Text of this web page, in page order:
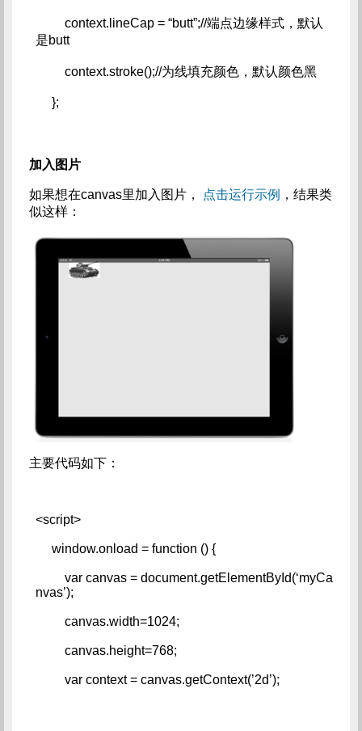
是butt
context.stroke();//为线填充颜色，默认颜色黑
};
加入图片
如果想在canvas里加入图片， 点击运行示例 ，结果类
似这样：
主要代码如下：
<script>
window.onload = function () {
nvas’);
canvas.width=1024;
canvas.height=768;
var context = canvas.getContext(’2d’);